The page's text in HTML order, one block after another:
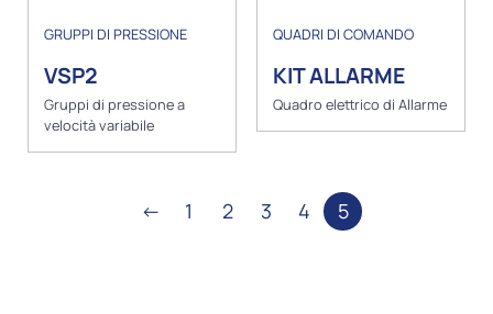
GRUPPI DI PRESSIONE
VSP2
Gruppi di pressione a
velocità variabile
QUADRI DI COMANDO
KIT ALLARME
Quadro elettrico di Allarme
← 1 2 3 4 5